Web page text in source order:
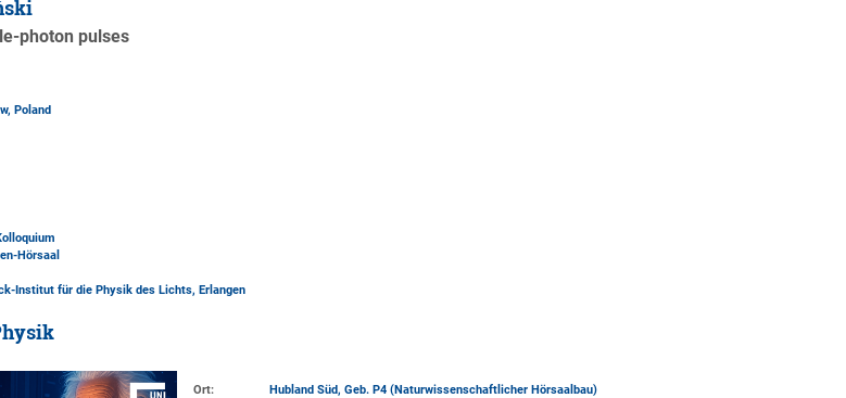
photon pulses
Poland
Hörsaal
Institut für die Physik des Lichts, Erlangen
Ort:
Hubland Süd, Geb. P4 (Naturwissenschaftlicher Hörsaalbau)